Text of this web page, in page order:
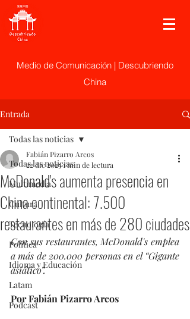
Medio de Comunicación | Descubriendo
China
Entrada
Todas las noticias
Multimedia
Cultura
Tecnología
Politica
Idioma y Educación
Latam
Podcast
Todas las noticias
McDonald's aumenta presencia en
China continental: 7.500
restaurantes en más de 280 ciudades
Fabián Pizarro Arcos
22 dic 20251 min de lectura
Con sus restaurantes, McDonald's emplea
a más de 200.000 personas en el “Gigante
asiático”.
Por Fabián Pizarro Arcos